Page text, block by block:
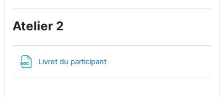
Atelier 2
Livret du participant